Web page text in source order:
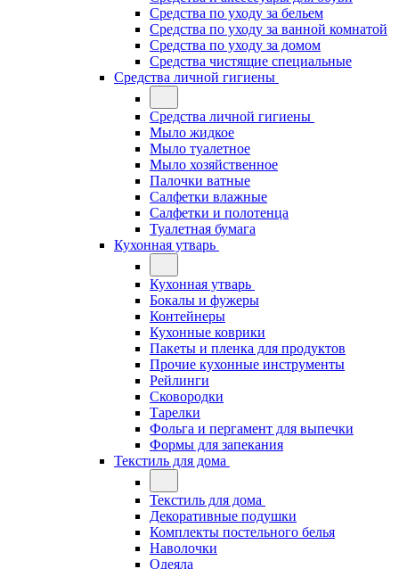
Средства по уходу за бельем
Средства по уходу за ванной комнатой
Средства по уходу за домом
Средства чистящие специальные
Средства личной гигиены
Средства личной гигиены
Мыло жидкое
Мыло туалетное
Мыло хозяйственное
Палочки ватные
Салфетки влажные
Салфетки и полотенца
Туалетная бумага
Кухонная утварь
Кухонная утварь
Бокалы и фужеры
Контейнеры
Кухонные коврики
Пакеты и пленка для продуктов
Прочие кухонные инструменты
Рейлинги
Сковородки
Тарелки
Фольга и пергамент для выпечки
Формы для запекания
Текстиль для дома
Текстиль для дома
Декоративные подушки
Комплекты постельного белья
Наволочки
Одеяла